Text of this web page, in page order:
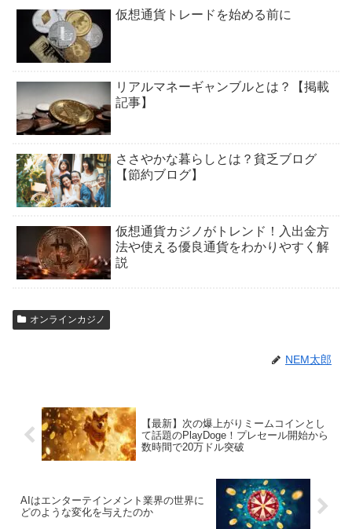
仮想通貨トレードを始める前に
リアルマネーギャンブルとは？【掲載
記事】
ささやかな暮らしとは？貧乏ブログ
【節約ブログ】
仮想通貨カジノがトレンド！入出金方
法や使える優良通貨をわかりやすく解
説
オンラインカジノ
NEM太郎
【最新】次の爆上がりミームコインとし
て話題のPlayDoge！プレセール開始から
数時間で20万ドル突破
AIはエンターテインメント業界の世界に
どのような変化を与えたのか